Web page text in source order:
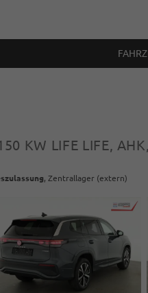
KW LIFE LIFE,
, Zentrallager (extern)